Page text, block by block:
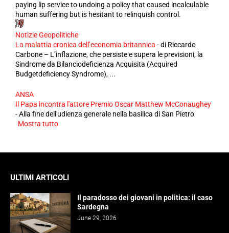
paying lip service to undoing a policy that caused incalculable
human suffering but is hesitant to relinquish control.
Notizie Geopolitiche
La malattia cronica dell’economia britannica -di Riccardo
Carbone – L’inflazione, che persiste e supera le previsioni, la
Sindrome da Bilanciodeficienza Acquisita (Acquired
Budgetdeficiency Syndrome), ...
ANSA
Il Papa incontra l'attore Premio Oscar Matthew McConaughey
-Alla fine dell'udienza generale nella basilica di San Pietro
Mostra tutto
ULTIMI ARTICOLI
Il paradosso dei giovani in politica: il caso
Sardegna
June 29, 2026